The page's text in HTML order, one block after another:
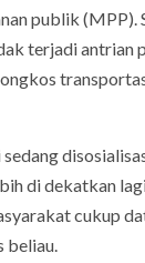
publik (MPP).
terjadi antrian
sedang
di dekatkan
cukup
beliau.